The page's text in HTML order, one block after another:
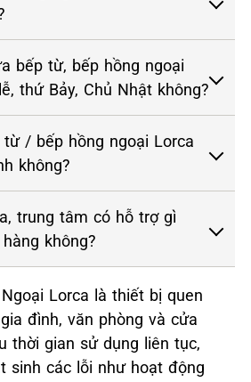
bếp từ, bếp hồng ngoại
thứ Bảy, Chủ Nhật không?
/ bếp hồng ngoại Lorca
không?
trung tâm có hỗ trợ gì
không?
Lorca là thiết bị quen
đình, văn phòng và cửa
thời gian sử dụng liên tục,
sinh các lỗi như hoạt động